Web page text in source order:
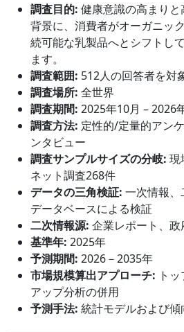
調査目的: 健康意識の高まり
背景に、消費者がオーガニッ
続可能な乳製品へとシフトし
ます。
調査範囲: 512人の回答者を対
調査場所: 全世界
調査期間: 2025年10月 – 2026
調査方法: 定性的/定量的アン
ンタビュー
調査サンプルサイズの分岐: 現
ネット調査268件
データの三角検証: 一次情報
データベースによる検証
二次情報源: 企業レポート、
基準年: 2025年
予測期間: 2026－2035年
市場規模算出アプローチ: ト
アップ分析の併用
予測手法: 統計モデルおよび傾